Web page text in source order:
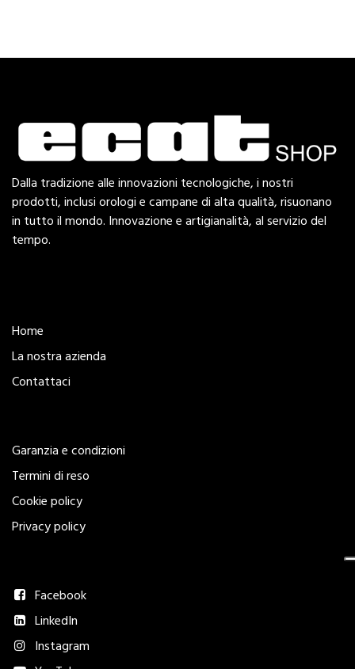
Dalla tradizione alle innovazioni tecnologiche, i nostri
prodotti, inclusi orologi e campane di alta qualità, risuonano
in tutto il mondo. Innovazione e artigianalità, al servizio del
tempo.
Home
La nostra azienda
Contattaci
Garanzia e condizioni
Termini di reso
Cookie policy
Privacy policy
Facebook
LinkedIn
Instagram